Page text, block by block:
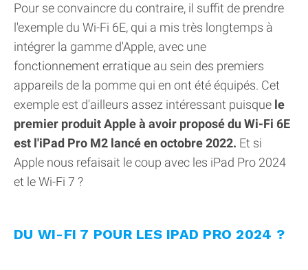
Pour se convaincre du contraire, il suffit de prendre
l'exemple du Wi-Fi 6E, qui a mis très longtemps à
intégrer la gamme d'Apple, avec une
fonctionnement erratique au sein des premiers
appareils de la pomme qui en ont été équipés. Cet
exemple est d'ailleurs assez intéressant puisque le
premier produit Apple à avoir proposé du Wi-Fi 6E
est l'iPad Pro M2 lancé en octobre 2022. Et si
Apple nous refaisait le coup avec les iPad Pro 2024
et le Wi-Fi 7 ?
DU WI-FI 7 POUR LES IPAD PRO 2024 ?